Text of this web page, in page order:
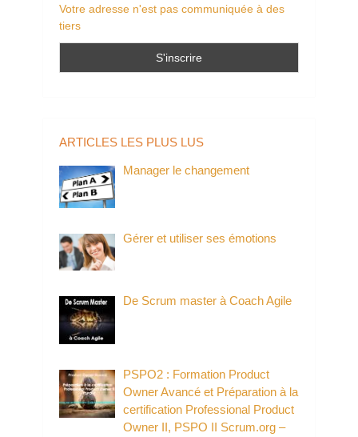
Votre adresse n'est pas communiquée à des
tiers
ARTICLES LES PLUS LUS
Manager le changement
Gérer et utiliser ses émotions
De Scrum master à Coach Agile
PSPO2 : Formation Product
Owner Avancé et Préparation à la
certification Professional Product
Owner II, PSPO II Scrum.org –